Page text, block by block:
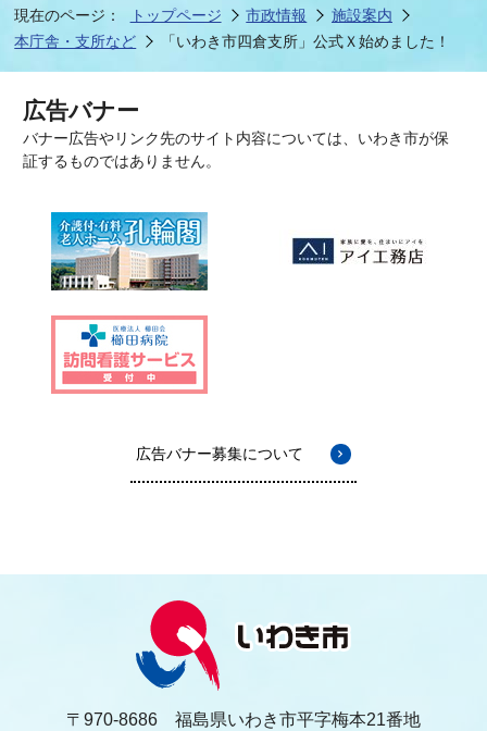
現在のページ： トップページ 市政情報
施設案内
本庁舎・支所など
「いわき市四倉支所」公式Ｘ始めました！
広告バナー
バナー広告やリンク先のサイト内容については、いわき市が保
証するものではありません。
広告バナー募集について
〒970-8686 福島県いわき市平字梅本21番地